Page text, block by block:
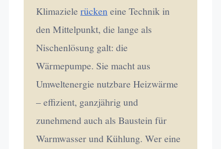
Klimaziele rückeneine Technik in
den Mittelpunkt, die lange als
Nischenlösung galt: die
Wärmepumpe. Sie macht aus
Umweltenergie nutzbare Heizwärme
– effizient, ganzjährig und
zunehmend auch als Baustein für
Warmwasser und Kühlung. Wer eine